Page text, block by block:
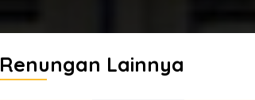
Renungan Lainnya